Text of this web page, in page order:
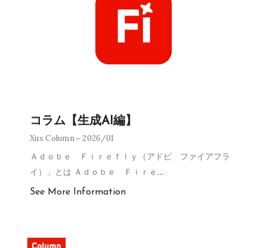
コラム【生成AI編】
Xux Column 2026/01
Ａｄｏｂｅ Ｆｉｒｅｆｌｙ（アドビ ファイアフラ
イ）」とは Ａｄｏｂｅ Ｆｉｒｅ …
See More Information